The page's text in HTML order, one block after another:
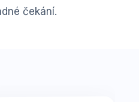
čekání.